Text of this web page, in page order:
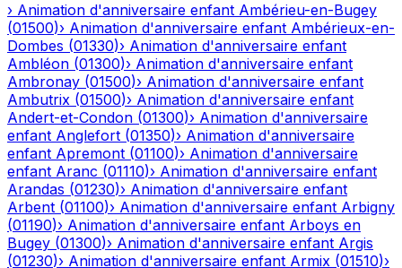
› Animation d'anniversaire enfant Ambérieu-en-Bugey
(01500)› Animation d'anniversaire enfant Ambérieux-en-
Dombes (01330)› Animation d'anniversaire enfant
Ambléon (01300)› Animation d'anniversaire enfant
Ambronay (01500)› Animation d'anniversaire enfant
Ambutrix (01500)› Animation d'anniversaire enfant
Andert-et-Condon (01300)› Animation d'anniversaire
enfant Anglefort (01350)› Animation d'anniversaire
enfant Apremont (01100)› Animation d'anniversaire
enfant Aranc (01110)› Animation d'anniversaire enfant
Arandas (01230)› Animation d'anniversaire enfant
Arbent (01100)› Animation d'anniversaire enfant Arbigny
(01190)› Animation d'anniversaire enfant Arboys en
Bugey (01300)› Animation d'anniversaire enfant Argis
(01230)› Animation d'anniversaire enfant Armix (01510)›